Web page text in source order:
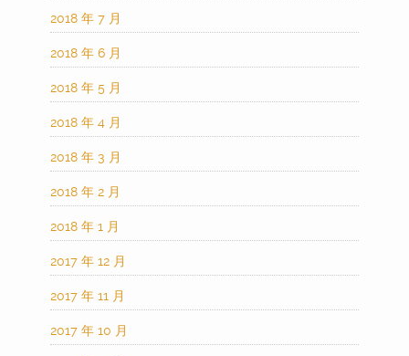
2018 年 7 月
2018 年 6 月
2018 年 5 月
2018 年 4 月
2018 年 3 月
2018 年 2 月
2018 年 1 月
2017 年 12 月
2017 年 11 月
2017 年 10 月